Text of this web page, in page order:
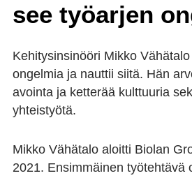
see työ­ar­jen
Kehitysinsinööri Mikko
ongelmia ja nauttii siitä. Hän
avointa ja ketterää kulttuuria
yhteistyötä.
Mikko Vähätalo aloitti Biolan
2021. Ensimmäinen työtehtävä